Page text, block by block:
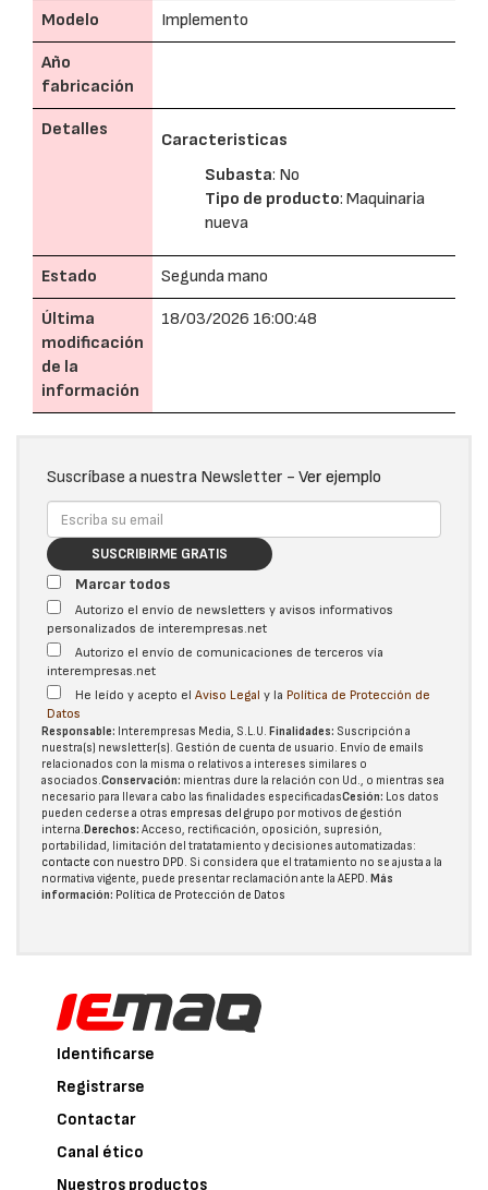
Modelo Implemento
Año
fabricación
Detalles
Caracteristicas
Subasta: No
Tipo de producto: Maquinaria
nueva
Estado Segunda mano
Última
modificación
de la
información
18/03/2026 16:00:48
Suscríbase a nuestra Newsletter - Ver ejemplo
SUSCRIBIRME GRATIS
Marcar todos
Autorizo el envío de newsletters y avisos informativos
personalizados de interempresas.net
Autorizo el envío de comunicaciones de terceros vía
interempresas.net
He leído y acepto el Aviso Legal y la Política de Protección de
Datos
Responsable: Interempresas Media, S.L.U. Finalidades: Suscripción a
nuestra(s) newsletter(s). Gestión de cuenta de usuario. Envío de emails
relacionados con la misma o relativos a intereses similares o
asociados.Conservación: mientras dure la relación con Ud., o mientras sea
necesario para llevar a cabo las finalidades especificadasCesión: Los datos
pueden cederse a otras empresas del grupo por motivos de gestión
interna.Derechos: Acceso, rectificación, oposición, supresión,
portabilidad, limitación del tratatamiento y decisiones automatizadas:
contacte con nuestro DPD. Si considera que el tratamiento no se ajusta a la
normativa vigente, puede presentar reclamación ante la AEPD. Más
información: Política de Protección de Datos
Identificarse
Registrarse
Contactar
Canal ético
Nuestros productos